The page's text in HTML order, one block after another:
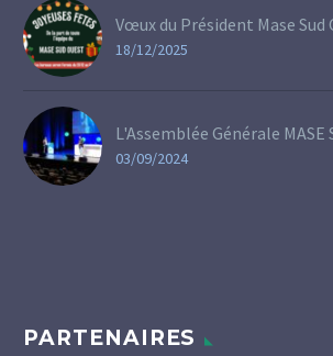
Vœux du Président Mase Sud
18/12/2025
L'Assemblée Générale MASE
03/09/2024
PARTENAIRES